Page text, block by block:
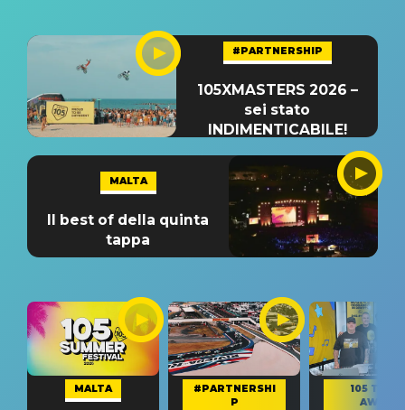
#PARTNERSHIP
105XMASTERS 2026 –
sei stato
INDIMENTICABILE!
MALTA
Il best of della quinta
tappa
MALTA
#PARTNERSHI
P
105 TAKE
AWAY